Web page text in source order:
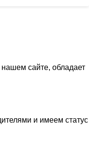
сайте, обладает
и имеем статус